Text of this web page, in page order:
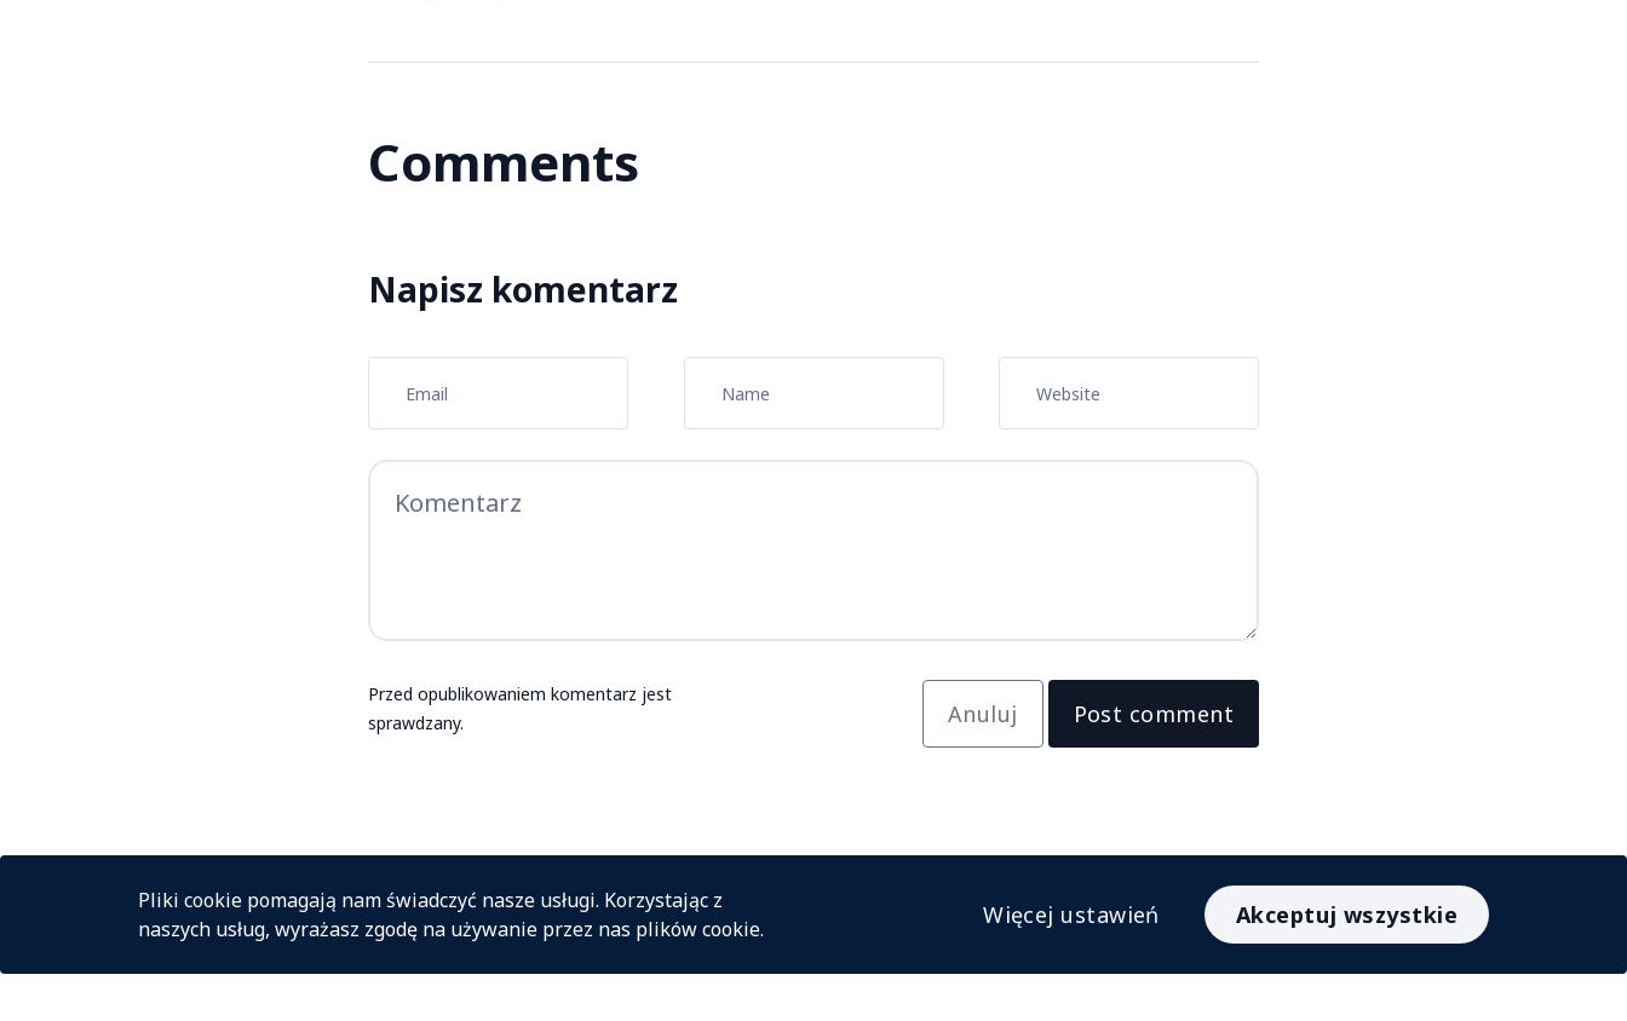
Comments
Napisz komentarz
Przed opublikowaniem komentarz jest
sprawdzany.
Anuluj Post comment
Pliki cookie pomagają nam świadczyć nasze usługi. Korzystając z
naszych usług, wyrażasz zgodę na używanie przez nas plików cookie.
Więcej ustawień Akceptuj wszystkie